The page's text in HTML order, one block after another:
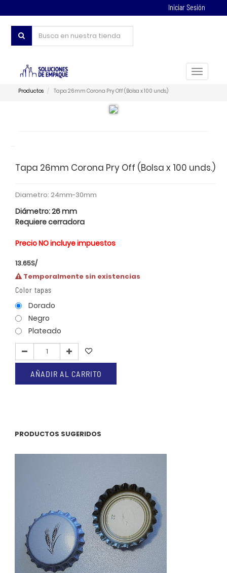
Iniciar Sesión
Toggle
Productos Tapa 26mm Corona Pry Off (Bolsa x 100 unds.)
Tapa 26mm Corona Pry Off (Bolsa x 100 unds.)
Diametro:24mm-30mm
Diámetro: 26 mm
Requiere cerradora
Precio NO incluye impuestos
S/
13.65
Temporalmente sin existencias
Color tapas
Dorado
Negro
Plateado
AÑADIR AL CARRITO
PRODUCTOS SUGERIDOS